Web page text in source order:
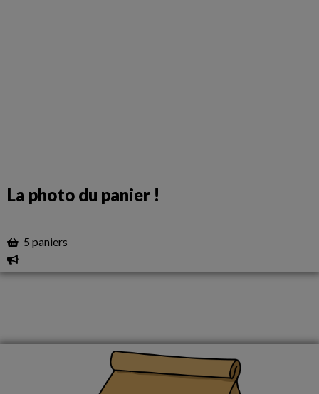
La photo du panier !
5 paniers